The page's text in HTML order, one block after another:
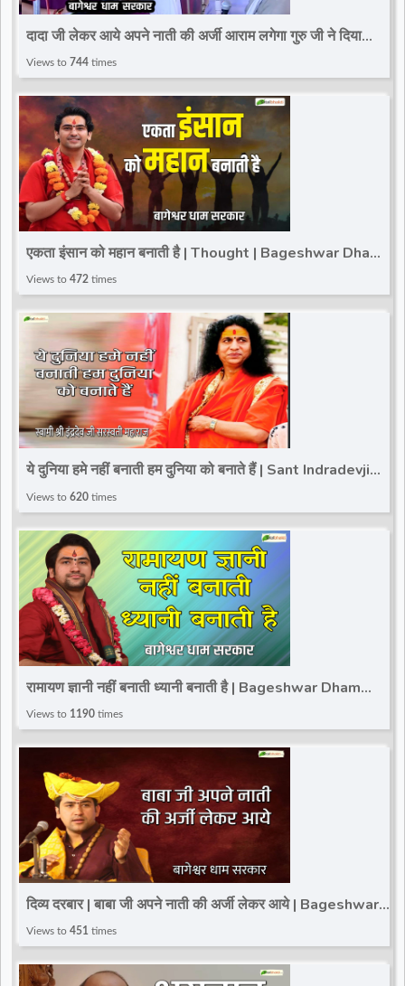
दादा जी लेकर आये अपने नाती की अर्जी आराम लगेगा गुरु जी ने दिया
आशीर्वाद~Divya Darbar~Bageshwar Dham
Views to 744 times
एकता इंसान को महान बनाती है | Thought | Bageshwar Dham
Sarkar~Total Bhakti
Views to 472 times
ये दुनिया हमे नहीं बनाती हम दुनिया को बनाते हैं | Sant Indradevji
Maharaj | Parvachan
Views to 620 times
रामायण ज्ञानी नहीं बनाती ध्यानी बनाती है | Bageshwar Dham
Sarkar | Motivational Speech
Views to 1190 times
दिव्य दरबार | बाबा जी अपने नाती की अर्जी लेकर आये | Bageshwar
Dham Sarkar
Views to 451 times